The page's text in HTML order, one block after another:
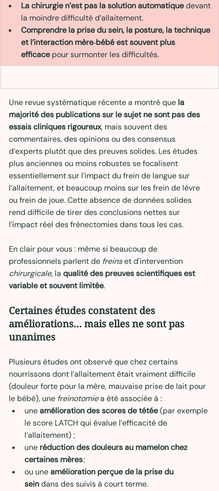
La chirurgie n’est pas la solution automatique devant
la moindre difficulté d’allaitement.
Comprendre la prise du sein, la posture, la technique
et l’interaction mère‑bébé est souvent plus
efficace pour surmonter les difficultés.
Une revue systématique récente a montré que la
majorité des publications sur le sujet ne sont pas des
essais cliniques rigoureux, mais souvent des
commentaires, des opinions ou des consensus
d’experts plutôt que des preuves solides. Les études
plus anciennes ou moins robustes se focalisent
essentiellement sur l’impact du frein de langue sur
l’allaitement, et beaucoup moins sur les frein de lèvre
ou frein de joue. Cette absence de données solides
rend difficile de tirer des conclusions nettes sur
l’impact réel des frénectomies dans tous les cas.
En clair pour vous : même si beaucoup de
professionnels parlent de freins et d'intervention
chirurgicale, la qualité des preuves scientifiques est
variable et souvent limitée.
Certaines études constatent des
améliorations… mais elles ne sont pas
unanimes
Plusieurs études ont observé que chez certains
nourrissons dont l’allaitement était vraiment difficile
(douleur forte pour la mère, mauvaise prise de lait pour
le bébé), une freinotomie a été associée à :
une amélioration des scores de tétée (par exemple
le score LATCH qui évalue l’efficacité de
l’allaitement) ;
une réduction des douleurs au mamelon chez
certaines mères ;
ou une amélioration perçue de la prise du
sein dans des suivis à court terme.